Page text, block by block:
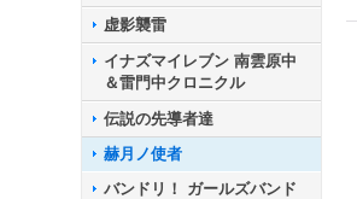
虚影襲雷
イナズマイレブン 南雲原中
＆雷門中クロニクル
伝説の先導者達
赫月ノ使者
バンドリ！ ガールズバンド